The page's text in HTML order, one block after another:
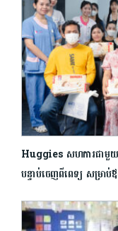
Huggies សហការជាមួយ
បន្ទាប់ចេញពីពេទ្យ សម្រាប់ឪ